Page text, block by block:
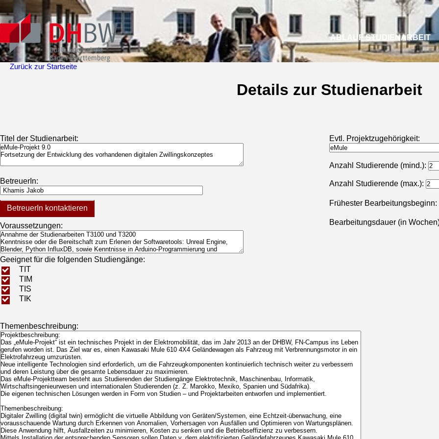
ABLAUF STUDIENARBEIT
Zurück zur Startseite
Details zur Studienarbeit
Titel der Studienarbeit:
BetreuerIn:
BetreuerIn kontaktieren
Voraussetzungen:
Evtl. Projektzugehörigkeit:
Anzahl Studierende (mind.):
Anzahl Studierende (max.):
Frühester Bearbeitungsbeginn:
Bearbeitungsdauer (in
Geeignet für die folgenden Studiengänge:
TIT
TIM
TIS
TIK
Themenbeschreibung: